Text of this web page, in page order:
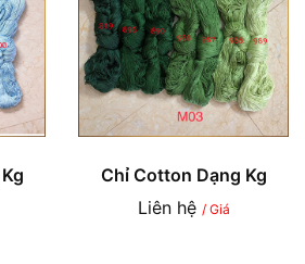
Chỉ Cotton Dạng Kg
Liên hệ / Giá